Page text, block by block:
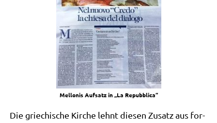
Mel­lo­nis Auf­satz in „La Repubblica“
Die grie­chi­sche Kir­che lehnt die­sen Zusatz aus for­